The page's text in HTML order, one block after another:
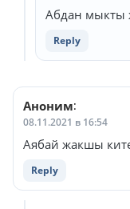
Абдан мыкты
Reply
Аноним:
08.11.2021 в 16:54
Аябай жакшы
Reply